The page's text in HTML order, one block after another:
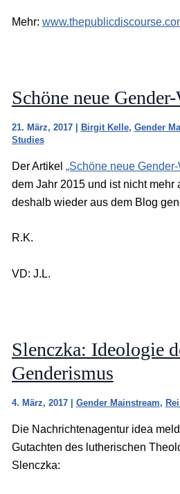
Mehr:
Schöne neue
21. März, 2017 Birgit Kelle, Gender
Studies
Der Artikel „Schöne neue Gender-
dem Jahr 2015 und ist nicht mehr
deshalb wieder aus dem Blog
R.K.
VD: J.L.
Slenczka: Ideologie
Genderismus
4. März, 2017 | Gender Mainstream,
Die Nachrichtenagentur idea
Gutachten des lutherischen
Slenczka: